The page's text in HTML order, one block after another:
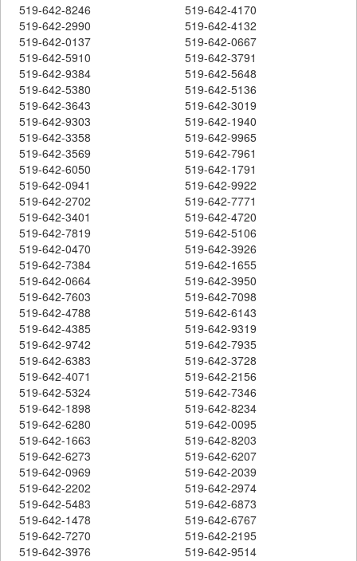
519-642-8246
519-642-4170
519-642-2990
519-642-4132
519-642-0137
519-642-0667
519-642-5910
519-642-3791
519-642-9384
519-642-5648
519-642-5380
519-642-5136
519-642-3643
519-642-3019
519-642-9303
519-642-1940
519-642-3358
519-642-9965
519-642-3569
519-642-7961
519-642-6050
519-642-1791
519-642-0941
519-642-9922
519-642-2702
519-642-7771
519-642-3401
519-642-4720
519-642-7819
519-642-5106
519-642-0470
519-642-3926
519-642-7384
519-642-1655
519-642-0664
519-642-3950
519-642-7603
519-642-7098
519-642-4788
519-642-6143
519-642-4385
519-642-9319
519-642-9742
519-642-7935
519-642-6383
519-642-3728
519-642-4071
519-642-2156
519-642-5324
519-642-7346
519-642-1898
519-642-8234
519-642-6280
519-642-0095
519-642-1663
519-642-8203
519-642-6273
519-642-6207
519-642-0969
519-642-2039
519-642-2202
519-642-2974
519-642-5483
519-642-6873
519-642-1478
519-642-6767
519-642-7270
519-642-2195
519-642-3976
519-642-9514